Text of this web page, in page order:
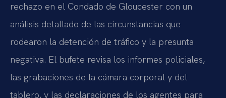
rechazo en el Condado de Gloucester con un
análisis detallado de las circunstancias que
rodearon la detención de tráfico y la presunta
negativa. El bufete revisa los informes policiales,
las grabaciones de la cámara corporal y del
tablero, y las declaraciones de los agentes para